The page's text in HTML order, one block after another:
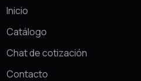
Inicio
Catálogo
Chat de cotización
Contacto